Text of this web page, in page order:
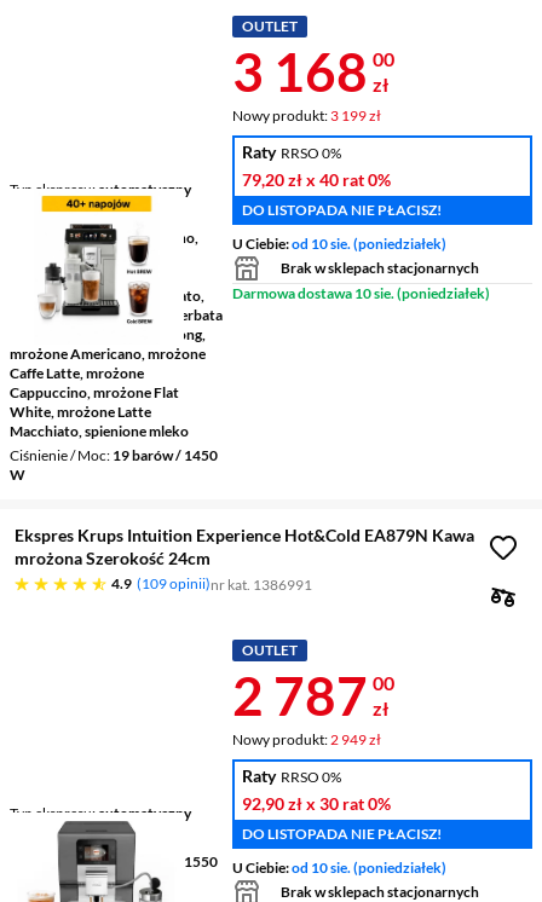
Typ ekspresu automatyczny
Młynek stalowy
Dostępne napoje Americano,
Caffe Latte, Cappuccino,
Cortado, czarna, Doppio,
Espresso, Espresso Macchiato,
Flat White, gorąca woda, herbata
czarna, Latte Macchiato, Long,
mrożone Americano, mrożone
Caffe Latte, mrożone
Cappuccino, mrożone Flat
White, mrożone Latte
Macchiato, spienione mleko
Ciśnienie / Moc 19 barów / 1450
W
OUTLET
Cena 3 168
3 168 00
zł
Nowy produkt:3 199 zł
Raty RRSO 0%
79,20 złx 40 rat0%
DO LISTOPADA NIE PŁACISZ!
U Ciebie:od 10 sie. (poniedziałek)
Brak w sklepach stacjonarnych
Darmowa dostawa 10 sie. (poniedziałek)
Ekspres Krups Intuition Experience Hot&Cold EA879N Kawa
mrożona Szerokość 24cm
4.9
4.9 gwiazdek 109 opinii nr kat. 1386991
Typ ekspresu automatyczny
Młynek stalowy stożkowy
Ciśnienie / Moc 15 barów / 1550
OUTLET
Cena 2 787
2 787 00
zł
Nowy produkt: 2 949 zł
Raty RRSO 0%
92,90 złx 30 rat0%
DO LISTOPADA NIE PŁACISZ!
U Ciebie:od 10 sie. (poniedziałek)
Brak w sklepach stacjonarnych